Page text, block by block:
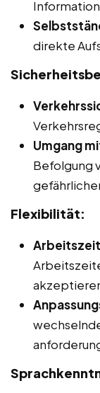
direkte
Umgang
Befolgung
Flexibilität: